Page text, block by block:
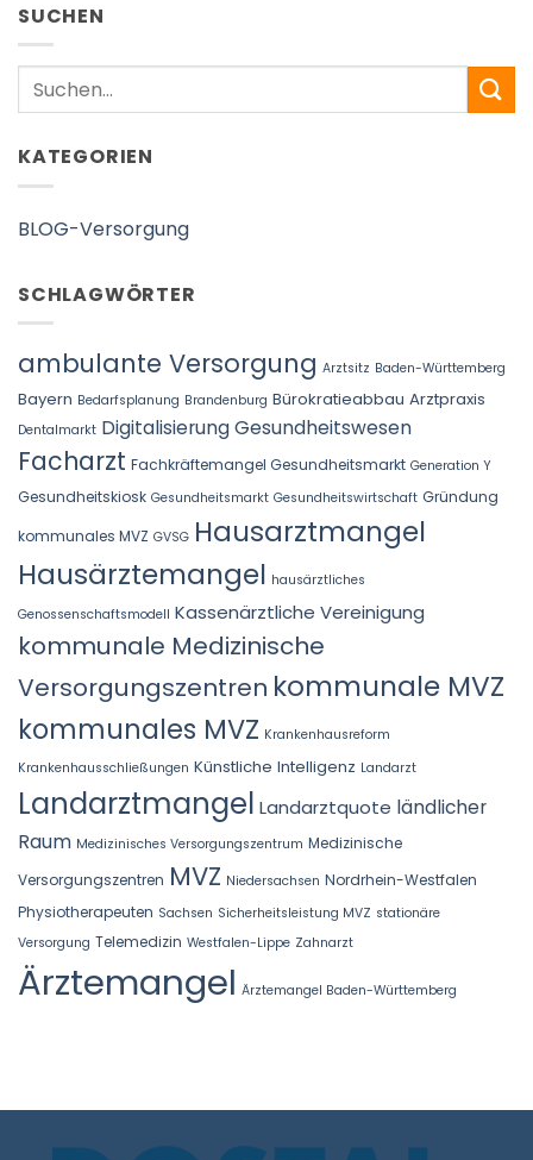
SUCHEN
Search
KATEGORIEN
BLOG-Versorgung
SCHLAGWÖRTER
ambulante Versorgung Arztsitz Baden-Württemberg
Bayern Bedarfsplanung Brandenburg Bürokratieabbau Arztpraxis
Dentalmarkt Digitalisierung Gesundheitswesen
Facharzt Fachkräftemangel Gesundheitsmarkt Generation Y
Gesundheitskiosk Gesundheitsmarkt Gesundheitswirtschaft Gründung
kommunales MVZ GVSG Hausarztmangel
Hausärztemangel hausärztliches
Genossenschaftsmodell Kassenärztliche Vereinigung
kommunale Medizinische
Versorgungszentren kommunale MVZ
kommunales MVZ Krankenhausreform
Krankenhausschließungen Künstliche Intelligenz Landarzt
Landarztmangel Landarztquote ländlicher
Raum Medizinisches Versorgungszentrum Medizinische
Versorgungszentren MVZ Niedersachsen Nordrhein-Westfalen
Physiotherapeuten Sachsen Sicherheitsleistung MVZ stationäre
Versorgung Telemedizin Westfalen-Lippe Zahnarzt
Ärztemangel Ärztemangel Baden-Württemberg